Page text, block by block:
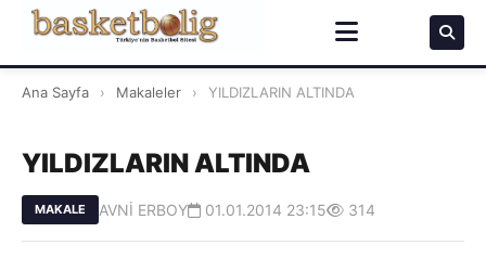
Ana Sayfa › Makaleler › YILDIZLARIN ALTINDA
YILDIZLARIN ALTINDA
MAKALE AVNİ ERBOY 01.01.2014 23:15 314